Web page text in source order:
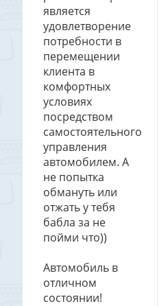
является
удовлетворение
потребности в
перемещении
клиента в
комфортных
условиях
посредством
самостоятельного
управления
автомобилем. А
не попытка
обмануть или
отжать у тебя
бабла за не
пойми что))
Автомобиль в
отличном
состоянии!